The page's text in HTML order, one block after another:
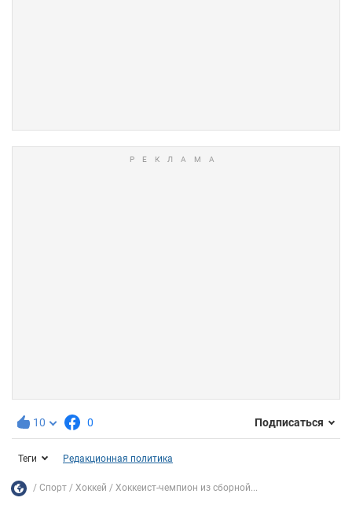
10 0 Подписаться
Теги Редакционная политика
Спорт Хоккей Хоккеист-чемпион из сборной...